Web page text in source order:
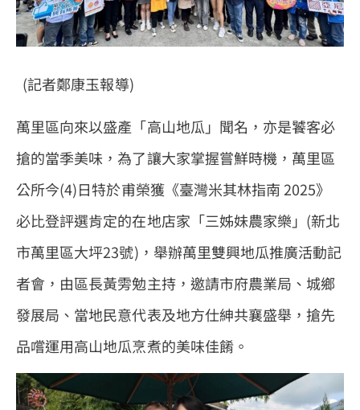
(記者鄭康玉報導)
萬里區向來以盛產「高山地瓜」聞名，亦是饕客必
搶的當季美味，為了讓大家掌握嘗鮮時機，萬里區
公所今(4)日特於甫榮獲《臺灣米其林指南 2025》
必比登評選肯定的在地店家「三姊妹農家樂」(新北
市萬里區大坪23號)，舉辦萬里雙興地瓜推廣活動記
者會，由區長黃雱勉主持，邀請市府農業局、城鄉
發展局、當地民意代表及地方仕紳共襄盛舉，搶先
品嚐運用高山地瓜烹煮的美味佳餚。